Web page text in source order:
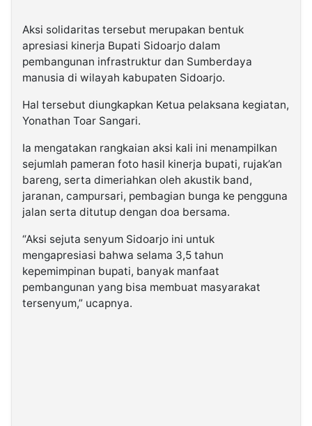
Aksi solidaritas tersebut merupakan bentuk
apresiasi kinerja Bupati Sidoarjo dalam
pembangunan infrastruktur dan Sumberdaya
manusia di wilayah kabupaten Sidoarjo.
Hal tersebut diungkapkan Ketua pelaksana kegiatan,
Yonathan Toar Sangari.
Ia mengatakan rangkaian aksi kali ini menampilkan
sejumlah pameran foto hasil kinerja bupati, rujak’an
bareng, serta dimeriahkan oleh akustik band,
jaranan, campursari, pembagian bunga ke pengguna
jalan serta ditutup dengan doa bersama.
“Aksi sejuta senyum Sidoarjo ini untuk
mengapresiasi bahwa selama 3,5 tahun
kepemimpinan bupati, banyak manfaat
pembangunan yang bisa membuat masyarakat
tersenyum,” ucapnya.